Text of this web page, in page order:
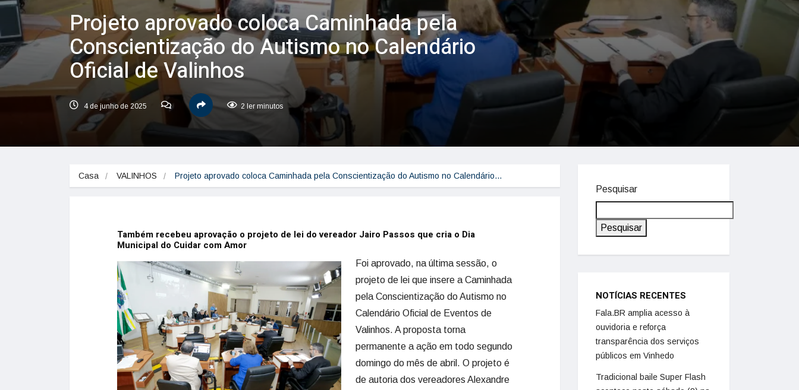
Projeto aprovado coloca Caminhada pela
Conscientização do Autismo no Calendário
Oficial de Valinhos
4 de junho de 2025 2 ler minutos
Casa VALINHOS Projeto aprovado coloca Caminhada pela Conscientização do Autismo no Calendário…
Também recebeu aprovação o projeto de lei do vereador Jairo Passos que cria o Dia
Municipal do Cuidar com Amor
Foi aprovado, na última sessão, o
projeto de lei que insere a Caminhada
pela Conscientização do Autismo no
Calendário Oficial de Eventos de
Valinhos. A proposta torna
permanente a ação em todo segundo
domingo do mês de abril. O projeto é
de autoria dos vereadores Alexandre
Pesquisar
Pesquisar
NOTÍCIAS RECENTES
Fala.BR amplia acesso à
ouvidoria e reforça
transparência dos serviços
públicos em Vinhedo
Tradicional baile Super Flash